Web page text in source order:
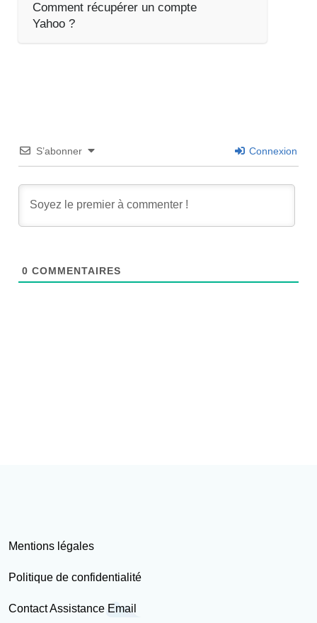
Comment récupérer un compte
Yahoo ?
S’abonner Connexion
0 COMMENTAIRES
Mentions légales
Politique de confidentialité
Contact Assistance Email